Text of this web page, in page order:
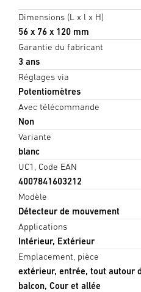
Dimensions (L x l x H)
56 x 76 x 120 mm
Garantie du fabricant
3 ans
Réglages via
Potentiomètres
Avec télécommande
Non
Variante
blanc
UC1, Code EAN
4007841603212
Modèle
Détecteur de mouvement
Applications
Intérieur, Extérieur
Emplacement, pièce
extérieur, entrée, tout autour
balcon, Cour et allée